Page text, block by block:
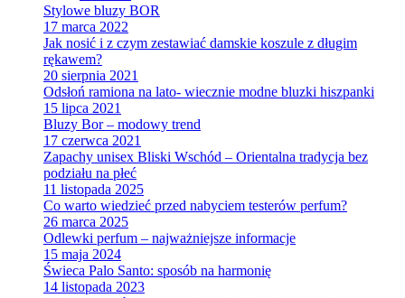
Stylowe bluzy BOR
17 marca 2022
Jak nosić i z czym zestawiać damskie koszule z długim
rękawem?
20 sierpnia 2021
Odsłoń ramiona na lato- wiecznie modne bluzki hiszpanki
15 lipca 2021
Bluzy Bor – modowy trend
17 czerwca 2021
Zapachy unisex Bliski Wschód – Orientalna tradycja bez
podziału na płeć
11 listopada 2025
Co warto wiedzieć przed nabyciem testerów perfum?
26 marca 2025
Odlewki perfum – najważniejsze informacje
15 maja 2024
Świeca Palo Santo: sposób na harmonię
14 listopada 2023